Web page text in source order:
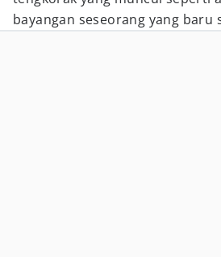
bayangan seseorang yang baru